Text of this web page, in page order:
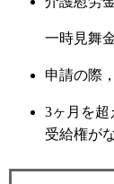
一時見
申請の際
3ヶ月を超
受給権が